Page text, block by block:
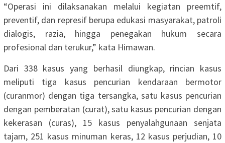
“Operasi ini dilaksanakan melalui kegiatan preemtif,
preventif, dan represif berupa edukasi masyarakat, patroli
dialogis, razia, hingga penegakan hukum secara
profesional dan terukur,” kata Himawan.
Dari 338 kasus yang berhasil diungkap, rincian kasus
meliputi tiga kasus pencurian kendaraan bermotor
(curanmor) dengan tiga tersangka, satu kasus pencurian
dengan pemberatan (curat), satu kasus pencurian dengan
kekerasan (curas), 15 kasus penyalahgunaan senjata
tajam, 251 kasus minuman keras, 12 kasus perjudian, 10